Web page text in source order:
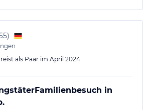
)
als Paar im April 2024
in